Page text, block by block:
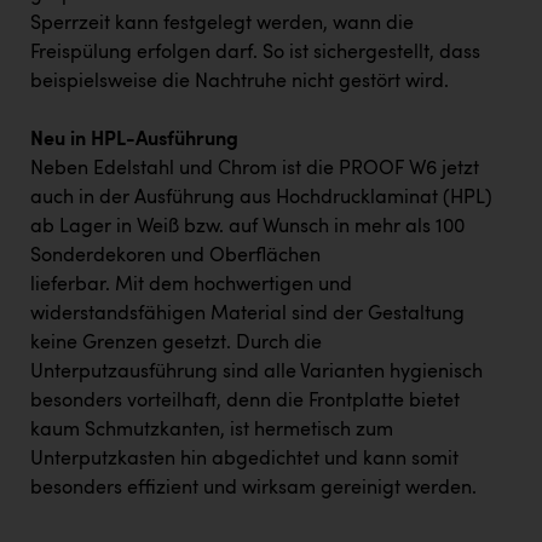
Sperrzeit kann festgelegt werden, wann die
Freispülung erfolgen darf. So ist sichergestellt, dass
beispielsweise die Nachtruhe nicht gestört wird.
Neu in HPL-Ausführung
Neben Edelstahl und Chrom ist die PROOF W6 jetzt
auch in der Ausführung aus Hochdrucklaminat (HPL)
ab Lager in Weiß bzw. auf Wunsch in mehr als 100
Sonderdekoren und Oberflächen
lieferbar. Mit dem hochwertigen und
widerstandsfähigen Material sind der Gestaltung
keine Grenzen gesetzt. Durch die
Unterputzausführung sind alle Varianten hygienisch
besonders vorteilhaft, denn die Frontplatte bietet
kaum Schmutzkanten, ist hermetisch zum
Unterputzkasten hin abgedichtet und kann somit
besonders effizient und wirksam gereinigt werden.